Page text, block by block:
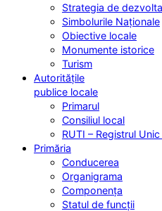
Strategia de
Simbolurile Naționale
Obiective locale
Monumente istorice
Turism
Autoritățile
publice locale
Primarul
Consiliul local
RUTI – Registrul
Primăria
Conducerea
Organigrama
Componența
Statul de funcții